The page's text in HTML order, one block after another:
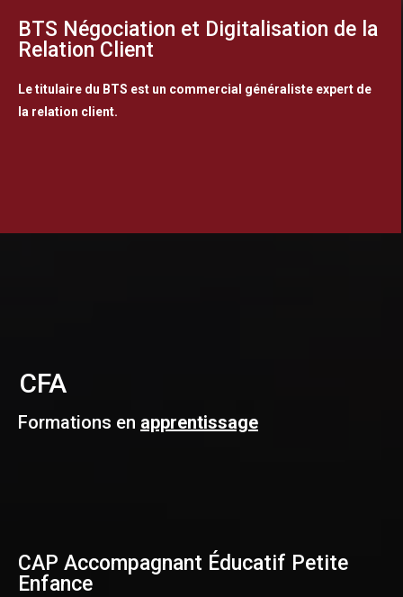
BTS Négociation et Digitalisation de la
Relation Client
Le titulaire du BTS est un commercial généraliste expert de
la relation client.
CFA
Formations en apprentissage
CAP Accompagnant Éducatif Petite
Enfance